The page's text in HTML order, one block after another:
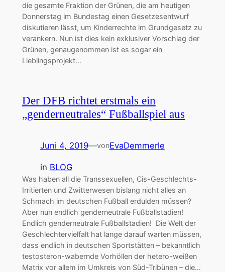
die gesamte Fraktion der Grünen, die am heutigen
Donnerstag im Bundestag einen Gesetzesentwurf
diskutieren lässt, um Kinderrechte im Grundgesetz zu
verankern. Nun ist dies kein exklusiver Vorschlag der
Grünen, genaugenommen ist es sogar ein
Lieblingsprojekt…
Der DFB richtet erstmals ein
„genderneutrales“ Fußballspiel aus
Juni 4, 2019—vonEvaDemmerle
in BLOG
Was haben all die Transsexuellen, Cis-Geschlechts-
Irritierten und Zwitterwesen bislang nicht alles an
Schmach im deutschen Fußball erdulden müssen?
Aber nun endlich genderneutrale Fußballstadien!
Endlich genderneutrale Fußballstadien! Die Welt der
Geschlechtervielfalt hat lange darauf warten müssen,
dass endlich in deutschen Sportstätten – bekanntlich
testosteron-wabernde Vorhöllen der hetero-weißen
Matrix vor allem im Umkreis von Süd-Tribünen – die…